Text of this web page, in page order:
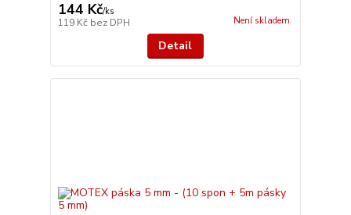
144 Kč/ks
119 Kč bez DPH Není skladem
Detail